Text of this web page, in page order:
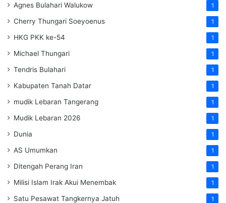
Agnes Bulahari Walukow 1
Cherry Thungari Soeyoenus 1
HKG PKK ke-54 1
Michael Thungari 1
Tendris Bulahari 1
Kabupaten Tanah Datar 1
mudik Lebaran Tangerang 1
Mudik Lebaran 2026 1
Dunia 1
AS Umumkan 1
Ditengah Perang Iran 1
Milisi Islam Irak Akui Menembak 1
Satu Pesawat Tangkernya Jatuh 1